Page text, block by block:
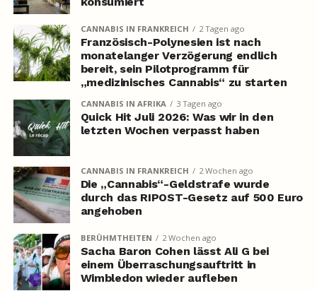
CANNABIS IN FRANKREICH 2 Tagen ago
Französisch-Polynesien ist nach
monatelanger Verzögerung endlich
bereit, sein Pilotprogramm für
„medizinisches Cannabis“ zu starten
CANNABIS IN AFRIKA 3 Tagen ago
Quick Hit Juli 2026: Was wir in den
letzten Wochen verpasst haben
CANNABIS IN FRANKREICH 2 Wochen ago
Die „Cannabis“-Geldstrafe wurde
durch das RIPOST-Gesetz auf 500 Euro
angehoben
BERÜHMTHEITEN 2 Wochen ago
Sacha Baron Cohen lässt Ali G bei
einem Überraschungsauftritt in
Wimbledon wieder aufleben